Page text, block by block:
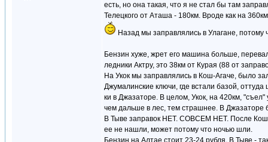
есть, но она такая, что я не стал бы там
Телецкого от Аташа - 180км. Вроде как на
Назад мы заправлялись в Улагане,
Бензин хуже, жрет его машина больше,
ледники Актру, это 38км от Курая (88 от
На Укок мы заправлялись в Кош-Агаче, было
Джумалинские ключи, где встали базой,
ки в Джазаторе. В целом, Укок, на 420км,
чем дальше в лес, тем страшнее. В Джазаторе
В Тыве заправок НЕТ. СОВСЕМ НЕТ. После Кош-
ее не нашли, может потому что ночью шли.
Бензин на Алтае стоит 23-24 рубля. В Тыве -